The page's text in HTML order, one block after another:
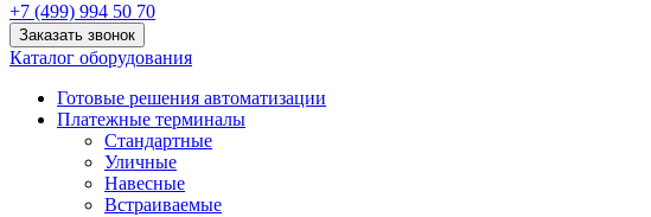
+7 (499) 994 50 70
Заказать звонок
Каталог оборудования
Готовые решения автоматизации
Платежные терминалы
Стандартные
Уличные
Навесные
Встраиваемые